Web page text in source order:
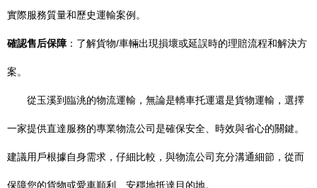
實際服務質量和歷史運輸案例。
確認售后保障 ：了解貨物/車輛出現損壞或延誤時的理賠流程和解決方
案。
從玉溪到臨洮的物流運輸，無論是轎車托運還是貨物運輸，選擇
一家提供直達服務的專業物流公司是確保安全、時效與省心的關鍵。
建議用戶根據自身需求，仔細比較，與物流公司充分溝通細節，從而
保障您的貨物或愛車順利、安穩地抵達目的地。